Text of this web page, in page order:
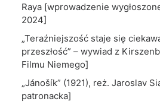
Raya [wprowadzenie
2024]
„Teraźniejszość staje się
przeszłość” – wywiad z
Filmu Niemego]
„Jánošík” (1921), reż. Jaroslav
patronacka]